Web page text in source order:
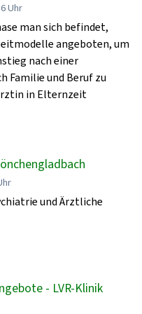
Uhr
man sich befindet,
angeboten, um
nach einer
Familie und Beruf zu
in Elternzeit
und Ärztliche
- LVR-Klinik